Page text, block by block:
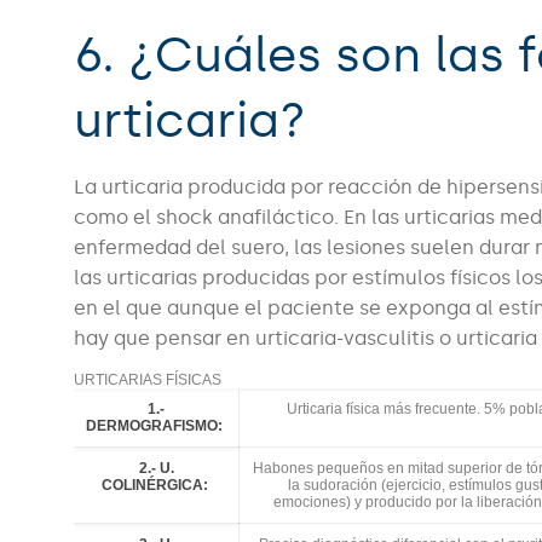
6. ¿Cuáles son las
urticaria?
La urticaria producida por reacción de
como el shock anafiláctico. En las urticarias
enfermedad del suero, las lesiones suelen
las urticarias producidas por estímulos físicos
en el que aunque el paciente se exponga al
hay que pensar en urticaria-vasculitis o
URTICARIAS FÍSICAS
1.-
DERMOGRAFISMO:
Urticaria física más frecuente. 5%
2.- U.
COLINÉRGICA:
Habones pequeños en mitad superior de
la sudoración (ejercicio, estímulos
emociones) y producido por la